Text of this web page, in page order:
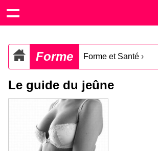
Forme Forme et Santé ›
Le guide du jeûne